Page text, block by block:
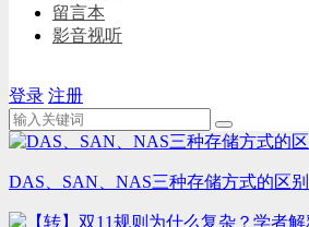
留言本
影音视听
登录 注册
DAS、SAN、NAS三种存储方式的区别